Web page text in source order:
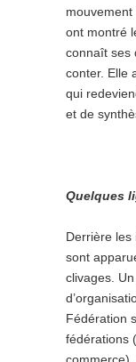
ont montré
connaît ses
conter. Elle
qui
et de
Quelques
Derrière les
sont
clivages.
Fédération
fédérations